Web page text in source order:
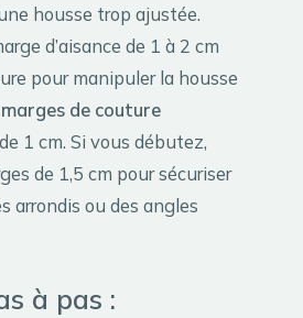
housse trop ajustée.
d’aisance de 1 à 2 cm
pour manipuler la housse
marges de couture
1 cm. Si vous débutez,
de 1,5 cm pour sécuriser
arrondis ou des angles
à pas :